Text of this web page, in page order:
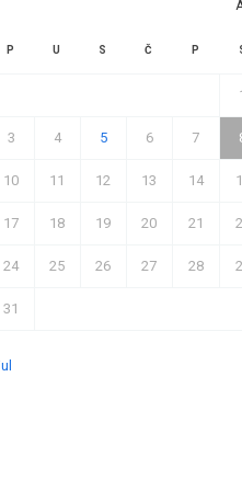
P U S Č P
3 4 5 6 7
10 11 12 13 14
17 18 19 20 21
24 25 26 27 28
31